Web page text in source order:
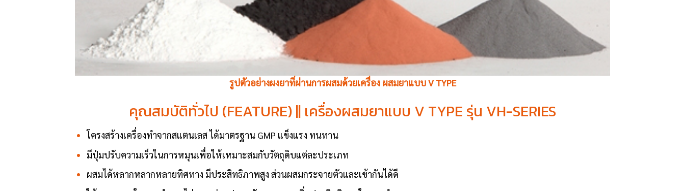
รูปตัวอย่างผงยาที่ผ่านการผสมด้วยเครื่อง ผสมยาแบบ V TYPE
คุณสมบัติทั่วไป (FEATURE) || เครื่องผสมยาแบบ V TYPE รุ่น VH-SERIES
โครงสร้างเครื่องทำจากสแตนเลส ได้มาตรฐาน GMP แข็งแรง ทนทาน
มีปุ่มปรับความเร็วในการหมุนเพื่อให้เหมาะสมกับวัตถุดิบแต่ละประเภท
ผสมได้หลากหลากหลายทิศทาง มีประสิทธิภาพสูง ส่วนผสมกระจายตัวและเข้ากันได้ดี